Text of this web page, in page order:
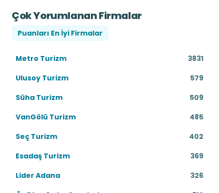
Çok Yorumlanan Firmalar
Puanları En İyi Firmalar
Metro Turizm
3831
Ulusoy Turizm
579
Süha Turizm
509
VanGölü Turizm
485
Seç Turizm
402
Esadaş Turizm
369
Lider Adana
326